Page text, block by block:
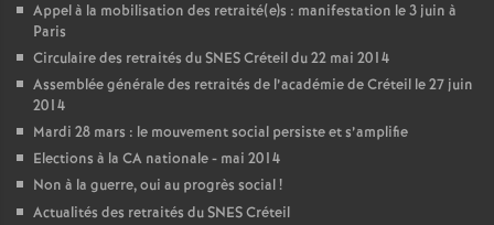
Appel à la mobilisation des retraité(e)s : manifestation le 3 juin à
Paris
Circulaire des retraités duSNESCréteil du 22 mai 2014
Assemblée générale des retraités de l’académie de Créteil le 27 juin
2014
Mardi 28 mars : le mouvement social persiste et s’amplifie
Elections à la CA nationale - mai 2014
Non à la guerre, oui au progrès social!
Actualités des retraités duSNESCréteil